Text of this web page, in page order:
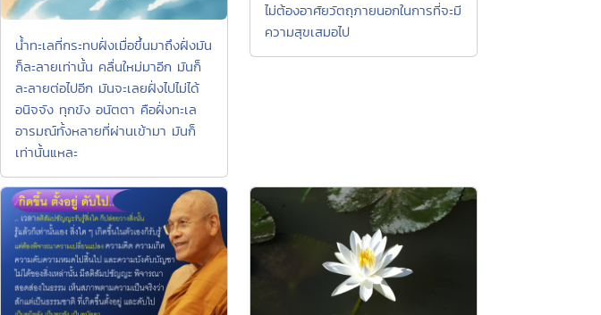
น้ำทะเลที่กระทบฝั่งเมื่อขึ้นมาถึงฝั่งมัน
ก็ละลายเท่านั้น คลื่นใหม่มาอีก มันก็
ละลายต่อไปอีก มันจะเลยฝั่งไปไม่ได้
อนิจจัง ทุกขัง อนัตตา คือฝั่งทะเล
อารมณ์ทั้งหลายที่ผ่านเข้ามา มันก็
เท่านั้นแหละ
ไม่ต้องอาศัยวัตถุภายนอกในการที่จะมี
ความสุขเสมอไป